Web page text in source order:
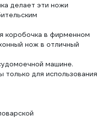
делает эти ножи
коробочка в фирменном
нож в отличный
машине.
для использования